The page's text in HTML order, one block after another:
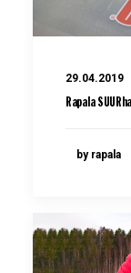
29.04.2019
Rapala
by rapala